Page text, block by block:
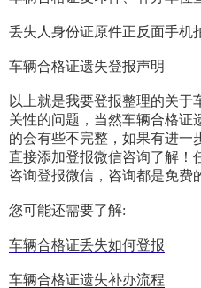
丢失人身份证原件正反面手机
车辆合格证遗失登报声明
以上就是我要登报整理的关于
关性的问题，当然车辆合格证
的会有些不完整，如果有进一
直接添加登报微信咨询了解！
咨询登报微信，咨询都是免费
您可能还需要了解:
车辆合格证丢失如何登报
车辆合格证遗失补办流程